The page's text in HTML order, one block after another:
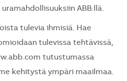
ABB:llä.
tulevia ihmisiä. Hae
tulevissa tehtävissä,
tutustumassa
kehitystä ympäri maailmaa.